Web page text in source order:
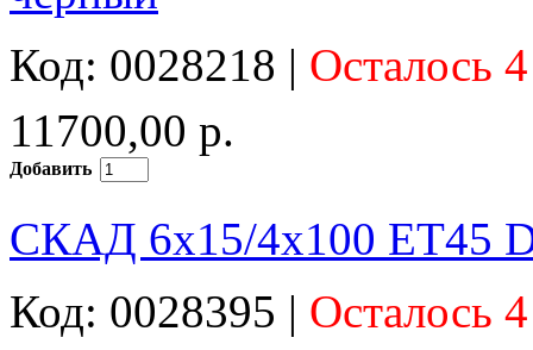
Код: 0028218 | Осталось
11700,00 р.
Добавить
СКАД 6x15/4x100 ET45
Код: 0028395 | Осталось